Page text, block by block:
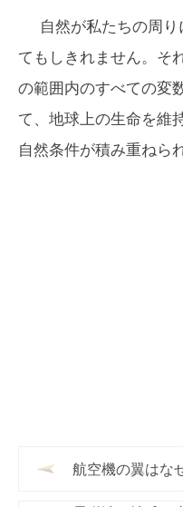
自然が私たちの周
てもしきれません。そ
の範囲内のすべての変
て、地球上の生命を維
自然条件が積み重ねら
航空機の翼はな